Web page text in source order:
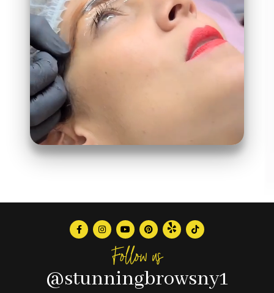
Follow us
@stunningbrowsny1